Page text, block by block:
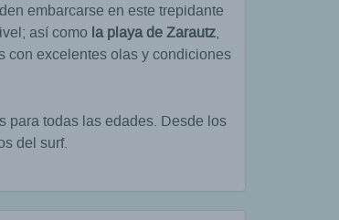
embarcarse en este trepidante
así como la playa de Zarautz,
con excelentes olas y condiciones
para todas las edades. Desde los
del surf.